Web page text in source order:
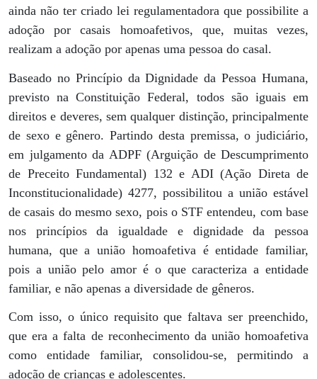
ainda não ter criado lei regulamentadora que possibilite a
adoção por casais homoafetivos, que, muitas vezes,
realizam a adoção por apenas uma pessoa do casal.
Baseado no Princípio da Dignidade da Pessoa Humana,
previsto na Constituição Federal, todos são iguais em
direitos e deveres, sem qualquer distinção, principalmente
de sexo e gênero. Partindo desta premissa, o judiciário,
em julgamento da ADPF (Arguição de Descumprimento
de Preceito Fundamental) 132 e ADI (Ação Direta de
Inconstitucionalidade) 4277, possibilitou a união estável
de casais do mesmo sexo, pois o STF entendeu, com base
nos princípios da igualdade e dignidade da pessoa
humana, que a união homoafetiva é entidade familiar,
pois a união pelo amor é o que caracteriza a entidade
familiar, e não apenas a diversidade de gêneros.
Com isso, o único requisito que faltava ser preenchido,
que era a falta de reconhecimento da união homoafetiva
como entidade familiar, consolidou-se, permitindo a
adoção de crianças e adolescentes.